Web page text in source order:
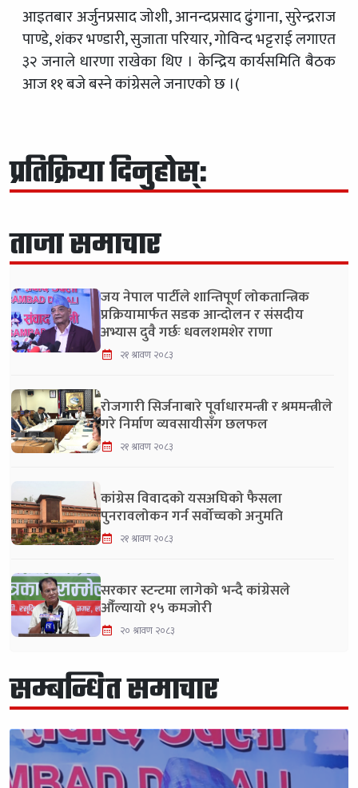
आइतबार अर्जुनप्रसाद जोशी, आनन्दप्रसाद ढुंगाना, सुरेन्द्रराज
पाण्डे, शंकर भण्डारी, सुजाता परियार, गोविन्द भट्टराई लगाएत
३२ जनाले धारणा राखेका थिए । केन्द्रिय कार्यसमिति बैठक
आज ११ बजे बस्ने कांग्रेसले जनाएको छ ।(
प्रतिक्रिया दिनुहोस्:
ताजा समाचार
जय नेपाल पार्टीले शान्तिपूर्ण लोकतान्त्रिक
प्रक्रियामार्फत सडक आन्दोलन र संसदीय
अभ्यास दुवै गर्छः धवलशमशेर राणा
२१ श्रावण २०८३
रोजगारी सिर्जनाबारे पूर्वाधारमन्त्री र श्रममन्त्रीले
गरे निर्माण व्यवसायीसँग छलफल
२१ श्रावण २०८३
कांग्रेस विवादको यसअघिको फैसला
पुनरावलोकन गर्न सर्वोच्चको अनुमति
२१ श्रावण २०८३
सरकार स्टन्टमा लागेको भन्दै कांग्रेसले
औँल्यायो १५ कमजोरी
२० श्रावण २०८३
सम्बन्धित समाचार